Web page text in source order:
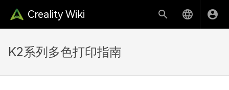
Creality Wiki
K2系列多色打印指南